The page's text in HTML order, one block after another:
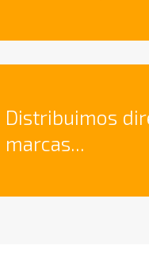
Distribuimos
marcas...